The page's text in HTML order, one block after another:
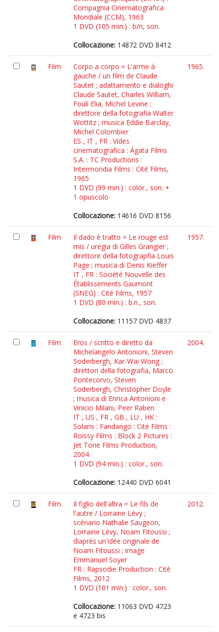
Compagnia Cinematografica
Mondiale (CCM), 1963
1 DVD (105 min.) : b/n, son.
Collocazione: 14872 DVD 8412
Film
Corpo a corpo = L'arme à
gauche / un film de Claude
Sautet ; adattamento e dialoghi
Claude Sautet, Charles William,
Fouli Elia, Michel Levine ;
direttore della fotografia Walter
Wottitz ; musica Eddie Barclay,
Michel Colombier
ES , IT , FR : Vides
cinematografica : Ágata Films
S.A. : TC Productions :
Intermondia Films : Cité Films,
1965
1 DVD (99 min.) : color., son. +
1 opuscolo
Collocazione: 14616 DVD 8156
1965.
Film
Il dado è tratto = Le rouge est
mis / uregia di Gilles Grangier ;
direttore della fotograpfia Louis
Page ; musica di Denis Kieffer
IT , FR : Société Nouvelle des
Établissements Gaumont
(SNEG) : Cité Films, 1957
1 DVD (80 min.) : b.n., son.
Collocazione: 11157 DVD 4837
1957.
Film
Eros / scritto e diretto da
Michelangelo Antonioni, Steven
Soderbergh, Kar-Wai Wong ;
direttori della fotografia, Marco
Pontecorvo, Steven
Soderbergh, Christopher Doyle
; musica di Enrica Antonioni e
Vinicio Milani, Peer Raben
IT , US , FR , GB , LU , HK :
Solaris : Fandango : Cité Films :
Roissy Films : Block 2 Pictures :
Jet Tone Films Production,
2004
1 DVD (94 min.) : color., son.
Collocazione: 12440 DVD 6041
2004.
Film
Il figlio dell'altra = Le fils de
l'autre / Lorraine Lévy ;
scénario Nathalie Saugeon,
Lorraine Lévy, Noam Fitoussi ;
dìaprès un'idée originale de
Noam Fitoussi ; image
Emmanuel Soyer
FR : Rapsodie Production : Cité
Films, 2012
1 DVD (101 min.) : color., son.
Collocazione: 11063 DVD 4723
e 4723 bis
2012.